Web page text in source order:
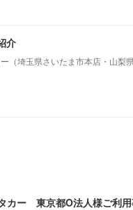
介
（埼玉県さいたま市本店・山梨
ー 東京都O法人様ご利用